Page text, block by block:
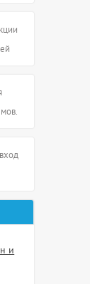
и